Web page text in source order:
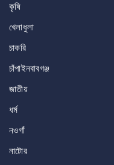
কৃষি
খেলাধুলা
চাকরি
চাঁপাইনবাবগঞ্জ
জাতীয়
ধর্ম
নওগাঁ
নাটোর